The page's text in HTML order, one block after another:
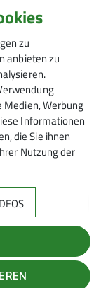
zu
anbieten zu
Medien, Werbung
Informationen
die Sie ihnen
Nutzung der
und Cookie)